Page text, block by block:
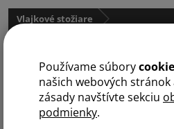
Používame súborycookie
našich webových stránok
zásady navštívte sekciu
podmienky.
Vlajkové stožiare
Vlajkový stožiar